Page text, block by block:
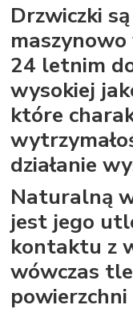
Drzwiczki
24 letnim
wysokiej
które
działanie
Naturalną
jest jego
kontaktu z
wówczas